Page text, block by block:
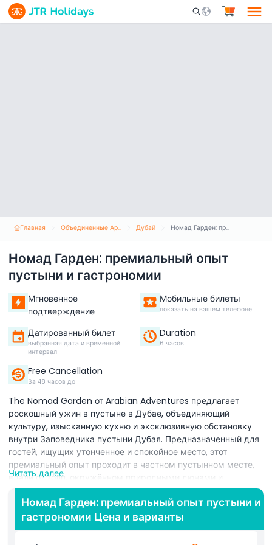
Mobile Search
Главная Объединенные Арабские Эмираты Дубай Номад Гарден: премиальный опыт пустыни и гастрономии
Номад Гарден: премиальный опыт
пустыни и гастрономии
Мгновенное
подтверждение
Мобильные билеты
показать на вашем телефоне
Датированный билет
выбранная дата и временной
интервал
Duration
6 часов
Free Cancellation
За 48 часов до
The Nomad Garden от Arabian Adventures предлагает
роскошный ужин в пустыне в Дубае, объединяющий
культуру, изысканную кухню и эксклюзивную обстановку
внутри Заповедника пустыни Дубая. Предназначенный для
гостей, ищущих утонченное и спокойное место, этот
премиальный опыт проходит в частном пустынном месте,
вдали от толп, окружённом природными дюнами и
открытым небом. Путешествие включает остановку на
закат с дегустацией Whispering Angel, позволяя гостям
наслаждаться напитками, наблюдая, как пустыня меняет
цвета в сумерках. Ужин — главный момент вечера, с
тщательно подготовленным меню, вдохновлённым
Читать далее
Номад Гарден: премиальный опыт пустыни и
гастрономии Цена и варианты